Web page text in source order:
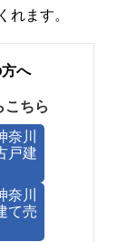
れます。
へ
こちら
川
戸建
川
て売